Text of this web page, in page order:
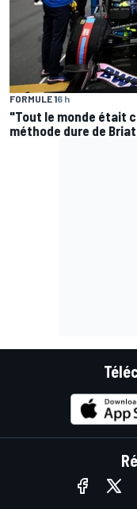
FORMULE 16 h
"Tout le monde était
méthode dure de